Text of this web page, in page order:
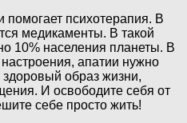
психотерапия. В
медикаменты. В такой
10% населения планеты. В
апатии нужно
образ жизни,
И освободите себя от
себе просто жить!